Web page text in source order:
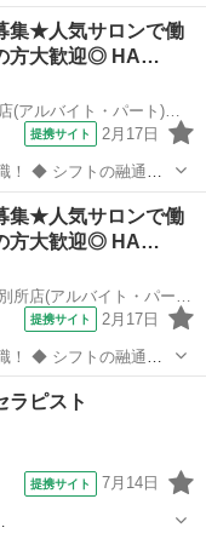
幅広く学べます。 美
集★人気サロンで働
方大歓迎◎ HA…
HAIR SALON Best 群馬竜舞店(アルバイト・パート)美容師スタイリスト(株式会社ハクブン)
提携サイト 2月17日
融通が
けます◎ブランクのあ
けてから安心してデビ
集★人気サロンで働
方大歓迎◎ HA…
HAIR SALON Best 群馬太田別所店(アルバイト・パート)美容師スタイリスト(株式会社ハクブン)
提携サイト 2月17日
融通が
けます◎ブランクのあ
てから安心してデビ
ラピスト
提携サイト 7月14日